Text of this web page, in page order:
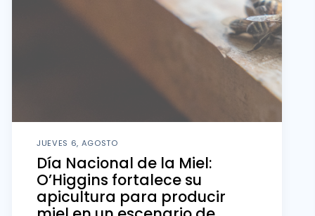
JUEVES 6, AGOSTO
Día Nacional de la Miel:
O’Higgins fortalece su
apicultura para producir